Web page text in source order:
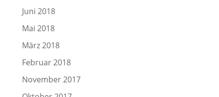
Juni 2018
Mai 2018
März 2018
Februar 2018
November 2017